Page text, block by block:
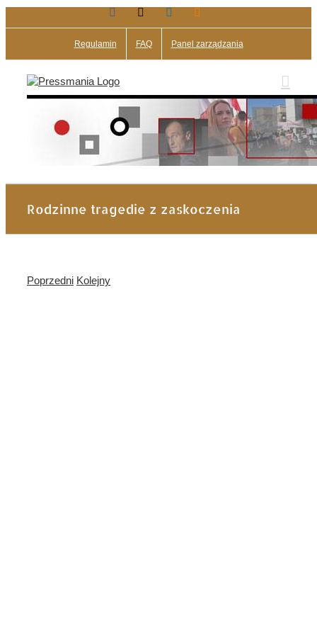
do
Facebook LinkedIn
Regulamin FAQ Panel zarządzania
Rodzinne tragedie z zaskoczenia
Poprzedni Kolejny